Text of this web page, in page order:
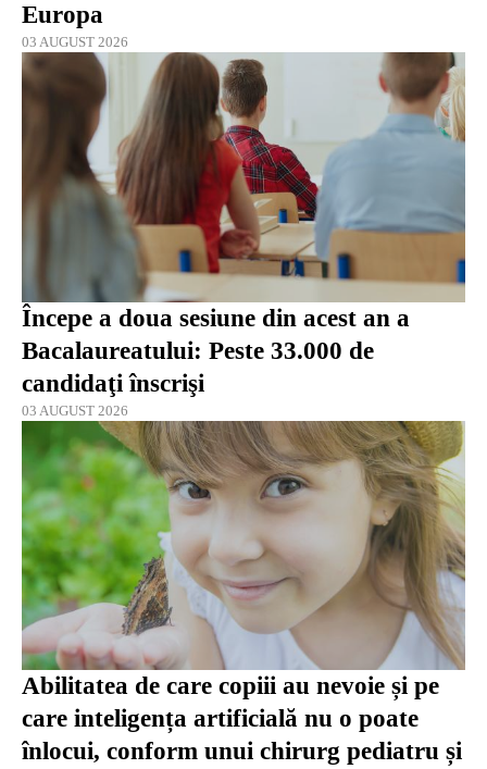
Europa
03 AUGUST 2026
Începe a doua sesiune din acest an a
Bacalaureatului: Peste 33.000 de
candidaţi înscrişi
03 AUGUST 2026
Abilitatea de care copiii au nevoie și pe
care inteligența artificială nu o poate
înlocui, conform unui chirurg pediatru și